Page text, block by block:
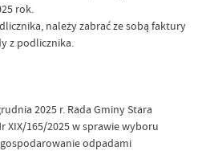
rok.
należy zabrać ze sobą faktury
z podlicznika.
2025 r. Rada Gminy Stara
XIX/165/2025 w sprawie wyboru
odpadami